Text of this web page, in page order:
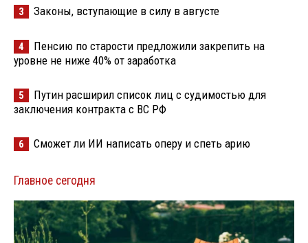
3 Законы, вступающие в силу в августе
4
Пенсию по старости предложили закрепить на
уровне не ниже 40% от заработка
5
Путин расширил список лиц с судимостью для
заключения контракта с ВС РФ
6 Сможет ли ИИ написать оперу и спеть арию
Главное сегодня